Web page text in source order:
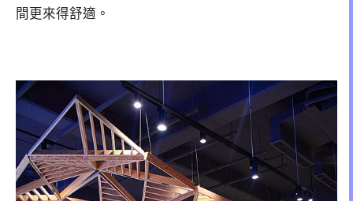
間更來得舒適。